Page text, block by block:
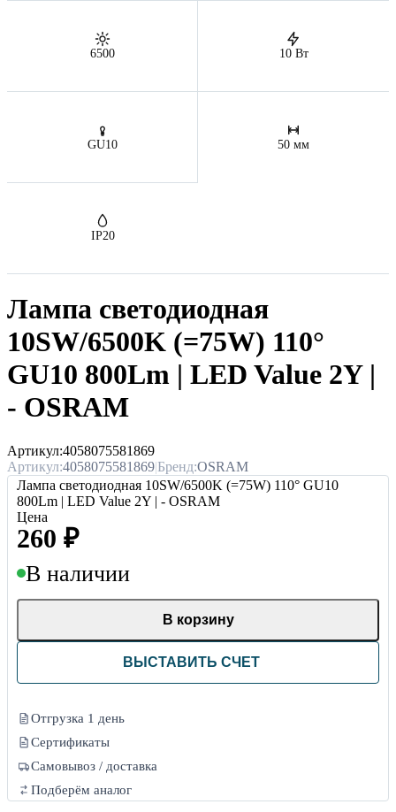
6500 10 Вт
GU10 50 мм
IP20
Лампа светодиодная
10SW/6500K (=75W) 110°
GU10 800Lm | LED Value 2Y |
- OSRAM
Артикул:4058075581869
Артикул:4058075581869|Бренд:OSRAM
Лампа светодиодная 10SW/6500K (=75W) 110° GU10
800Lm | LED Value 2Y | - OSRAM
Цена
260 ₽
В наличии
В корзину
ВЫСТАВИТЬ СЧЕТ
Отгрузка 1 день
Сертификаты
Самовывоз / доставка
Подберём аналог